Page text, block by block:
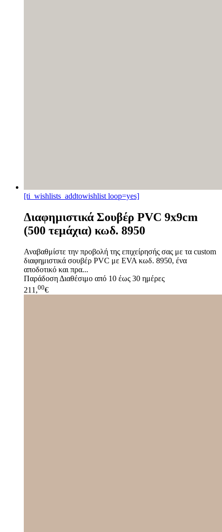
[ti_wishlists_addtowishlist loop=yes]
Διαφημιστικά Σουβέρ PVC 9x9cm
(500 τεμάχια) κωδ. 8950
Αναβαθμίστε την προβολή της επιχείρησής σας με τα custom
διαφημιστικά σουβέρ PVC με EVA κωδ. 8950, ένα
αποδοτικό και πρα...
Παράδοση Διαθέσιμο από 10 έως 30 ημέρες
211,00€